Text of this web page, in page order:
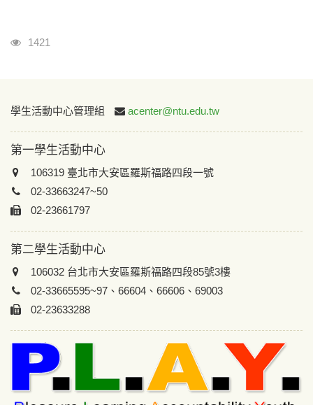
瀏覽人次
1421
:::
學生活動中心管理組 acenter@ntu.edu.tw
第一學生活動中心
106319 臺北市大安區羅斯福路四段一號
02-33663247~50
02-23661797
第二學生活動中心
106032 台北市大安區羅斯福路四段85號3樓
02-33665595~97、66604、66606、69003
02-23633288